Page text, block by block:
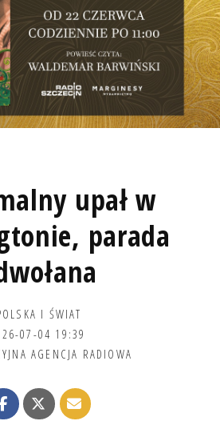
upał w
parada
I ŚWIAT
07-04 19:39
AGENCJA RADIOWA